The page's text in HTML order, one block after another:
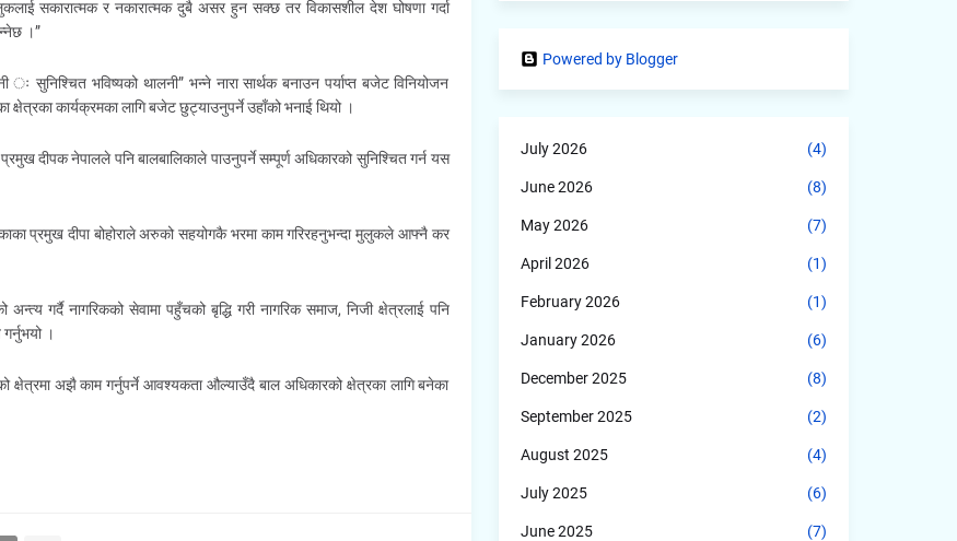
सकारात्मक र नकारात्मक दुबै असर हुन सक्छ तर विकासशील देश घोषणा गर्दा
।”
ः सुनिश्चित भविष्यको थालनी” भन्ने नारा सार्थक बनाउन पर्याप्त बजेट विनियोजन
क्षेत्रका कार्यक्रमका लागि बजेट छुट्याउनुपर्ने उहाँको भनाई थियो ।
दीपक नेपालले पनि बालबालिकाले पाउनुपर्ने सम्पूर्ण अधिकारको सुनिश्चित गर्न यस
प्रमुख दीपा बोहोराले अरुको सहयोगकै भरमा काम गरिरहनुभन्दा मुलुकले आफ्नै कर
गर्दै नागरिकको सेवामा पहुँचको बृद्धि गरी नागरिक समाज, निजी क्षेत्रलाई पनि
।
क्षेत्रमा अझै काम गर्नुपर्ने आवश्यकता औल्याउँदै बाल अधिकारको क्षेत्रका लागि बनेका
Powered by Blogger
July 2026 (4)
June 2026 (8)
May 2026 (7)
April 2026 (1)
February 2026 (1)
January 2026 (6)
December 2025 (8)
September 2025 (2)
August 2025 (4)
July 2025 (6)
June 2025 (7)